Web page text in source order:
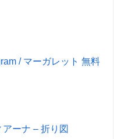
/ マーガレット 無料
ーナ – 折り図